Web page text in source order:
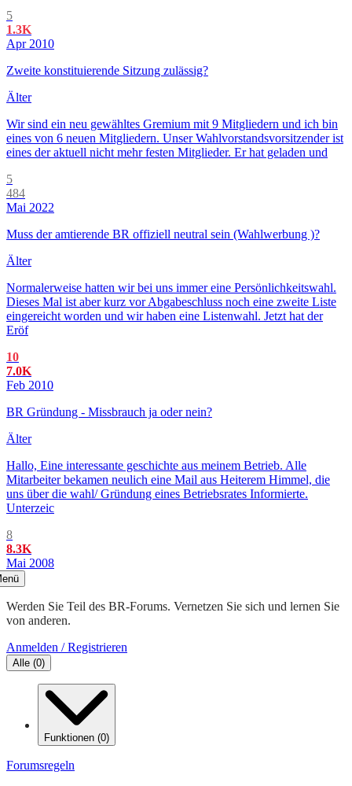
5
1.3K
Apr 2010
Zweite konstituierende Sitzung zulässig?
Älter
Wir sind ein neu gewähltes Gremium mit 9 Mitgliedern und ich bin
eines von 6 neuen Mitgliedern. Unser Wahlvorstandsvorsitzender ist
eines der aktuell nicht mehr festen Mitglieder. Er hat geladen und
5
484
Mai 2022
Muss der amtierende BR offiziell neutral sein (Wahlwerbung )?
Älter
Normalerweise hatten wir bei uns immer eine Persönlichkeitswahl.
Dieses Mal ist aber kurz vor Abgabeschluss noch eine zweite Liste
eingereicht worden und wir haben eine Listenwahl. Jetzt hat der
Eröf
10
7.0K
Feb 2010
BR Gründung - Missbrauch ja oder nein?
Älter
Hallo, Eine interessante geschichte aus meinem Betrieb. Alle
Mitarbeiter bekamen neulich eine Mail aus Heiterem Himmel, die
uns über die wahl/ Gründung eines Betriebsrates Informierte.
Unterzeic
8
8.3K
Mai 2008
Werden Sie Teil des BR-Forums. Vernetzen Sie sich und lernen Sie
von anderen.
Anmelden / Registrieren
Alle (0)
Funktionen (0)
Forumsregeln